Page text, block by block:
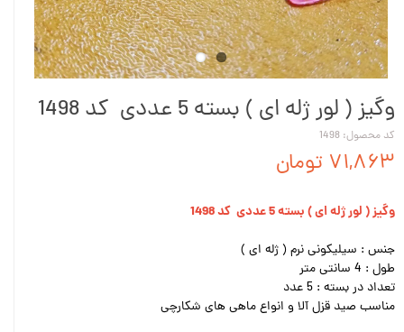
وگیز ( لور ژله ای ) بسته 5 عددی کد 1498
کد محصول: 1498
۷۱,۸۶۳ تومان
وگیز ( لور ژله ای ) بسته 5 عددی کد 1498
جنس : سیلیکونی نرم ( ژله ای )
طول : 4 سانتی متر
تعداد در بسته : 5 عدد
مناسب صید قزل آلا و انواع ماهی های شکارچی